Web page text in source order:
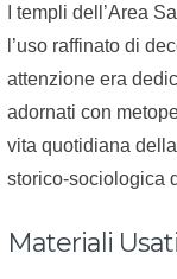
I templi dell’Area
l’uso raffinato di
attenzione era
adornati con
vita quotidiana
storico-sociologica
Materiali Usati